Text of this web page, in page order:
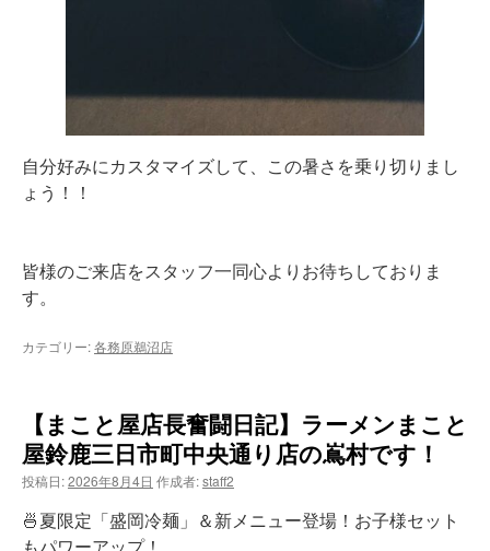
自分好みにカスタマイズして、この暑さを乗り切りまし
ょう！！
皆様のご来店をスタッフ一同心よりお待ちしておりま
す。
カテゴリー:各務原鵜沼店
【まこと屋店長奮闘日記】ラーメンまこと
屋鈴鹿三日市町中央通り店の嶌村です！
投稿日:2026年8月4日 作成者:staff2
🍜夏限定「盛岡冷麺」＆新メニュー登場！お子様セット